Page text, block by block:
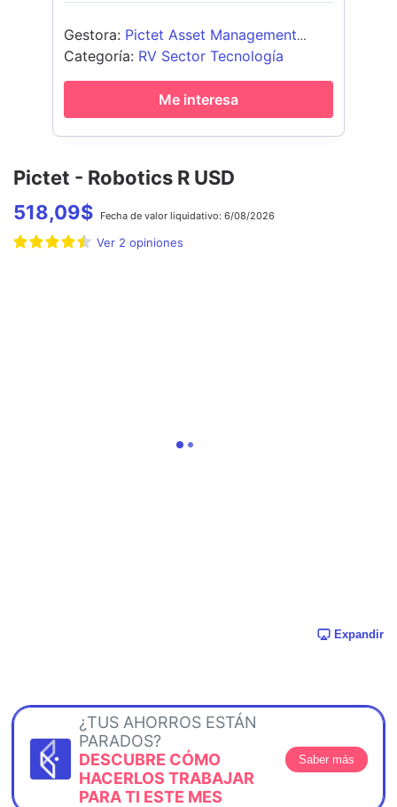
Pictet - Robotics R USD
518,09$ Fecha de valor liquidativo: 6/08/2026
Ver 2 opiniones
Expandir
¿TUS AHORROS ESTÁN
PARADOS?
DESCUBRE CÓMO
HACERLOS TRABAJAR
PARA TI ESTE MES
Saber más
Gestora: Pictet Asset Management
(Europe) SA
Categoría: RV Sector Tecnología
Me interesa